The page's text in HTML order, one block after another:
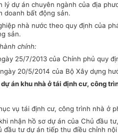
lý dự án chuyên ngành của địa
doanh bất động sản.
nhà nước theo quy định của
sản.
chính:
25/7/2013 của Chính phủ quy
ngày 20/5/2014 của Bộ Xây dựng
án khu nhà ở tái định cư, công
vụ tái định cư, công trình nhà ở
nhận hồ sơ dự án của Chủ đầu
đầu tư dự án tiếp thu điều chỉnh